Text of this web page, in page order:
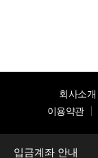
회사소개
이용약관
입금계좌 안내